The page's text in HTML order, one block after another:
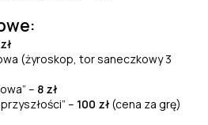
(żyroskop, tor saneczkowy 3
– 8 zł
– 100 zł (cena za grę)